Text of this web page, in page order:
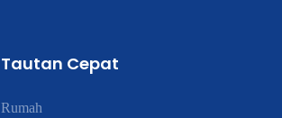
Tautan Cepat
Rumah